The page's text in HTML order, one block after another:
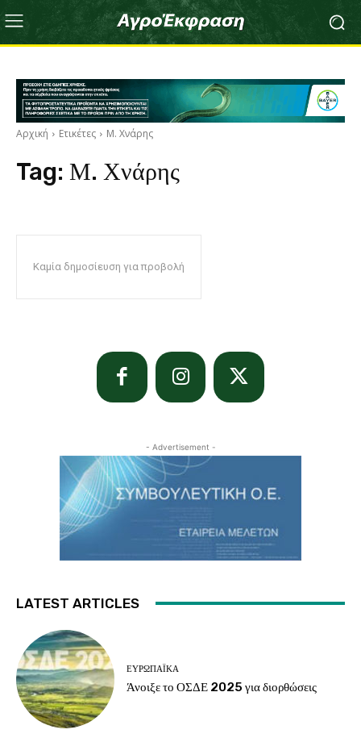
Αρχική Ετικέτες Μ. Χνάρης
Tag: Μ. Χνάρης
Καμία δημοσίευση για προβολή
- Advertisement -
LATEST ARTICLES
ΕΥΡΩΠΑΪΚΆ
Άνοιξε το ΟΣΔΕ 2025 για διορθώσεις